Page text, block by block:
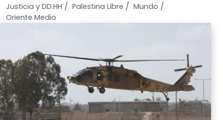
Justicia y DD.HH / Palestina Libre / Mundo /
Oriente Medio